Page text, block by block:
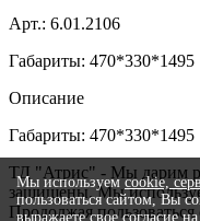
Арт.: 6.01.2106
Габариты: 470*330*1495
Описание
Габариты: 470*330*1495
ТД "Атрис" - Мы дарим
защищены. Мы
Продолжая
Мы используемcookie,
пользоваться сайтом, Вы
выражаете свое согласие